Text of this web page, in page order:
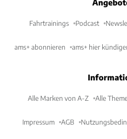
Fahrtrainings Podcast
ams+ abonnieren ams+ hier
Alle Marken von A-Z Alle
Impressum AGB